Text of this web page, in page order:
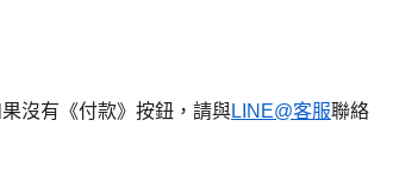
沒有《付款》按鈕，請與LINE@客服聯絡